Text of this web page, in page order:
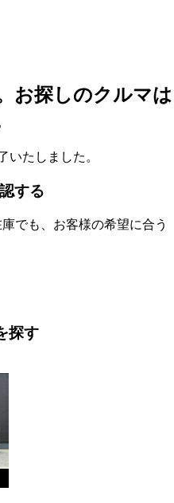
お探しのクルマは
いたしました。
する
でも、お客様の希望に合う
探す